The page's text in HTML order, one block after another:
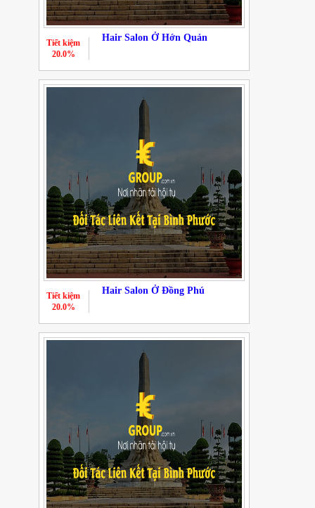
Hair Salon Ở Hớn Quản
Tiết kiệm
20.0%
Hair Salon Ở Đồng Phú
Tiết kiệm
20.0%